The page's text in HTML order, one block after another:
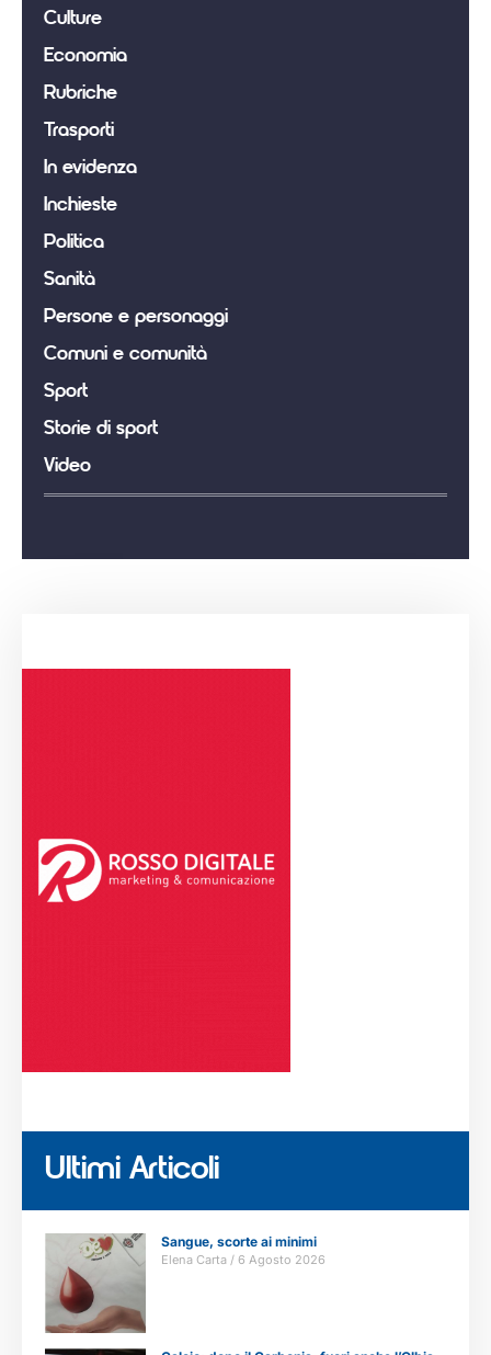
Culture
Economia
Rubriche
Trasporti
In evidenza
Inchieste
Politica
Sanità
Persone e personaggi
Comuni e comunità
Sport
Storie di sport
Video
Ultimi Articoli
Sangue, scorte ai minimi
Elena Carta 6 Agosto 2026